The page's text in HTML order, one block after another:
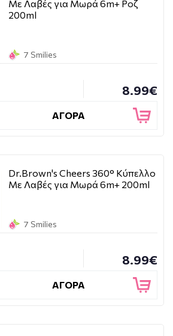
Με Λαβές για Μωρά 6m+ Ροζ
200ml
7 Smilies
8.99€
ΑΓΟΡΑ
Dr.Brown's Cheers 360° Κύπελλο
Με Λαβές για Μωρά 6m+ 200ml
7 Smilies
8.99€
ΑΓΟΡΑ